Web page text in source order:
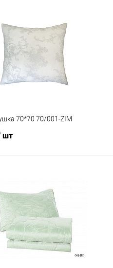
Сравнение
В наличии
70*70 70/001-ZIM
шт
Сравнение
В наличии